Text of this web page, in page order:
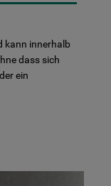
kann innerhalb
dass sich
ein